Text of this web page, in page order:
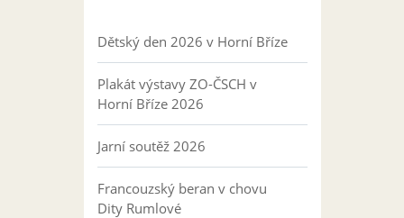
Dětský den 2026 v Horní Bříze
Plakát výstavy ZO-ČSCH v
Horní Bříze 2026
Jarní soutěž 2026
Francouzský beran v chovu
Dity Rumlové